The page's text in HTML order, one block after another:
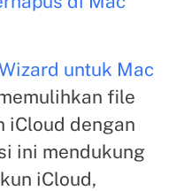
untuk Mac
file
iCloud dengan
ini mendukung
iCloud,